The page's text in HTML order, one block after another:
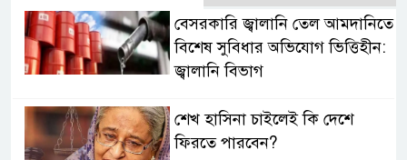
বেসরকারি জ্বালানি তেল আমদানিতে
বিশেষ সুবিধার অভিযোগ ভিত্তিহীন:
জ্বালানি বিভাগ
শেখ হাসিনা চাইলেই কি দেশে
ফিরতে পারবেন?